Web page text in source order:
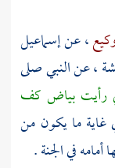
، عنإسماعيل
، عن النبي صلى
رأيت بياض كف
غاية ما يكون من
في الجنة .